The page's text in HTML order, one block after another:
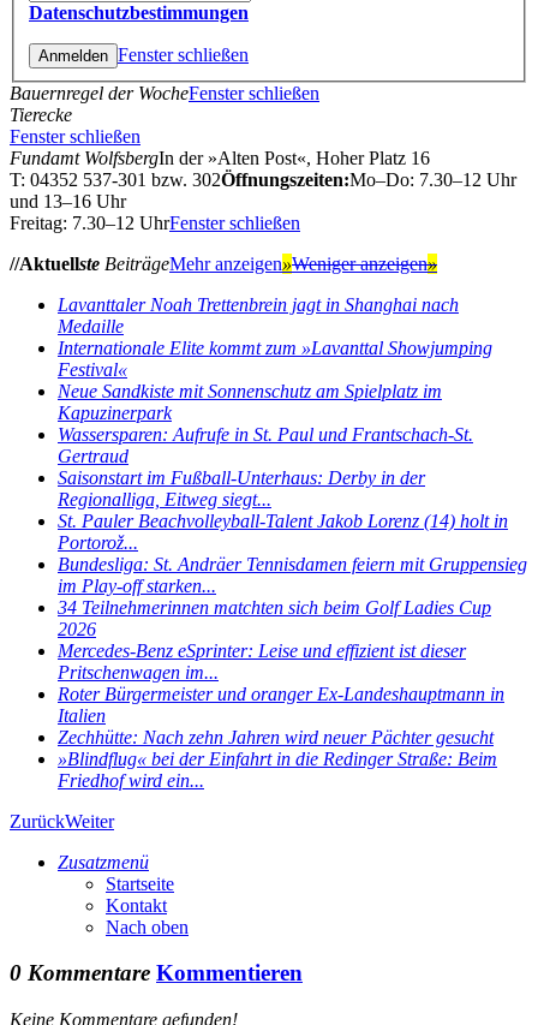
Datenschutzbestimmungen
Fenster schließen
Bauernregel der WocheFenster schließen
Tierecke
Fenster schließen
Fundamt WolfsbergIn der »Alten Post«, Hoher Platz 16
T: 04352 537-301 bzw. 302Öffnungszeiten:Mo–Do: 7.30–12 Uhr
und 13–16 Uhr
Freitag: 7.30–12 UhrFenster schließen
//Aktuellste BeiträgeMehr anzeigen»Weniger anzeigen»
Lavanttaler Noah Trettenbrein jagt in Shanghai nach
Medaille
Internationale Elite kommt zum »Lavanttal Showjumping
Festival«
Neue Sandkiste mit Sonnenschutz am Spielplatz im
Kapuzinerpark
Wassersparen: Aufrufe in St. Paul und Frantschach-St.
Gertraud
Saisonstart im Fußball-Unterhaus: Derby in der
Regionalliga, Eitweg siegt...
St. Pauler Beachvolleyball-Talent Jakob Lorenz (14) holt in
Portorož...
Bundesliga: St. Andräer Tennisdamen feiern mit Gruppensieg
im Play-off starken...
34 Teilnehmerinnen matchten sich beim Golf Ladies Cup
2026
Mercedes-Benz eSprinter: Leise und effizient ist dieser
Pritschenwagen im...
Roter Bürgermeister und oranger Ex-Landeshauptmann in
Italien
Zechhütte: Nach zehn Jahren wird neuer Pächter gesucht
»Blindflug« bei der Einfahrt in die Redinger Straße: Beim
Friedhof wird ein...
ZurückWeiter
Zusatzmenü
Startseite
Kontakt
Nach oben
0 Kommentare Kommentieren
Keine Kommentare gefunden!